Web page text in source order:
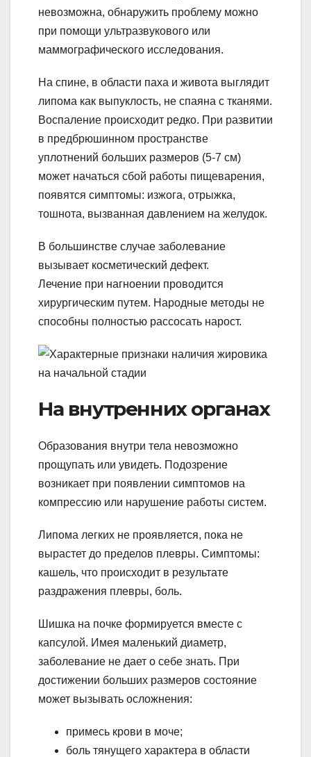
невозможна, обнаружить проблему можно
при помощи ультразвукового или
маммографического исследования.
На спине, в области паха и живота выглядит
липома как выпуклость, не спаяна с тканями.
Воспаление происходит редко. При развитии
в предбрюшинном пространстве
уплотнений больших размеров (5-7 см)
может начаться сбой работы пищеварения,
появятся симптомы: изжога, отрыжка,
тошнота, вызванная давлением на желудок.
В большинстве случае заболевание
вызывает косметический дефект.
Лечение при нагноении проводится
хирургическим путем. Народные методы не
способны полностью рассосать нарост.
На внутренних органах
Образования внутри тела невозможно
прощупать или увидеть. Подозрение
возникает при появлении симптомов на
компрессию или нарушение работы систем.
Липома легких не проявляется, пока не
вырастет до пределов плевры. Симптомы:
кашель, что происходит в результате
раздражения плевры, боль.
Шишка на почке формируется вместе с
капсулой. Имея маленький диаметр,
заболевание не дает о себе знать. При
достижении больших размеров состояние
может вызывать осложнения:
примесь крови в моче;
боль тянущего характера в области